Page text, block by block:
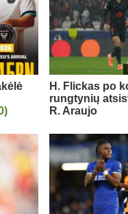
H. Flickas po
rungtynių
R. Araujo